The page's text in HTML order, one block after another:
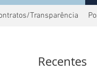
Transparência
Recentes